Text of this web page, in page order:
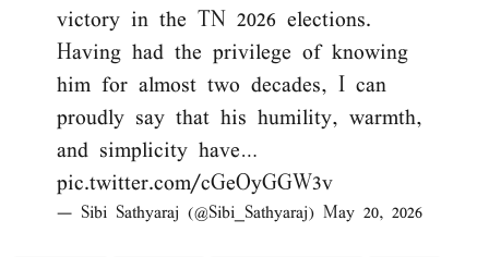
victory in the TN 2026 elections.
Having had the privilege of knowing
him for almost two decades, I can
proudly say that his humility, warmth,
and simplicity have…
pic.twitter.com/cGeOyGGW3v
— Sibi Sathyaraj (@Sibi_Sathyaraj) May 20, 2026